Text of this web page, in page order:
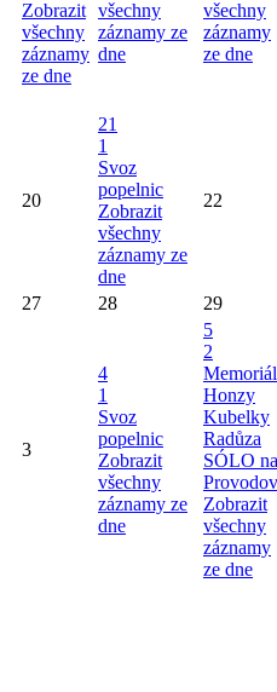
Zobrazit
všechny
záznamy
ze dne
všechny
záznamy ze
dne
všechny
záznamy
ze dne
20
21
1
Svoz
popelnic
Zobrazit
všechny
záznamy ze
dne
22
27 28 29
3
4
1
Svoz
popelnic
Zobrazit
všechny
záznamy ze
dne
5
2
Memoriál
Honzy
Kubelky
Radůza
SÓLO na
Zobrazit
všechny
záznamy
ze dne